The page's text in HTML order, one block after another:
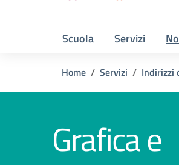
Scuola Servizi
Home Servizi Indirizzi
Grafica e